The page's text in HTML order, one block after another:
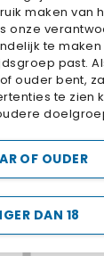
maken van
onze
te maken
past.
ouder bent,
te zien
DAN 18
OF OUDER